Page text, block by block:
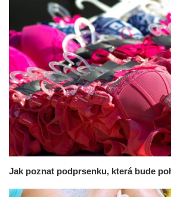
Jak poznat podprsenku, která bude